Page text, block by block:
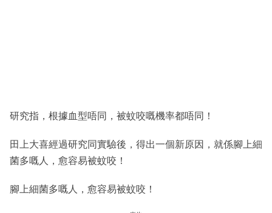
研究指，根據血型唔同，被蚊咬嘅機率都唔同！
田上大喜經過研究同實驗後，得出一個新原因，就係腳上細
菌多嘅人，愈容易被蚊咬！
腳上細菌多嘅人，愈容易被蚊咬！